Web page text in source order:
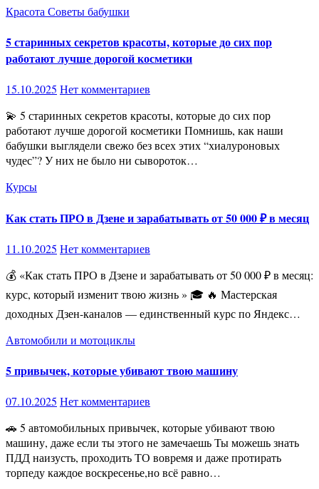
Красота Советы бабушки
5 старинных секретов красоты, которые до сих пор
работают лучше дорогой косметики
15.10.2025 Нет комментариев
💫 5 старинных секретов красоты, которые до сих пор
работают лучше дорогой косметики Помнишь, как наши
бабушки выглядели свежо без всех этих “хиалуроновых
чудес”? У них не было ни сывороток…
Курсы
Как стать ПРО в Дзене и зарабатывать от 50 000 ₽ в месяц
11.10.2025 Нет комментариев
💰 «Как стать ПРО в Дзене и зарабатывать от 50 000 ₽ в месяц:
курс, который изменит твою жизнь » 🎓 🔥 Мастерская
доходных Дзен-каналов — единственный курс по Яндекс…
Автомобили и мотоциклы
5 привычек, которые убивают твою машину
07.10.2025 Нет комментариев
🚗 5 автомобильных привычек, которые убивают твою
машину, даже если ты этого не замечаешь Ты можешь знать
ПДД наизусть, проходить ТО вовремя и даже протирать
торпеду каждое воскресенье,но всё равно…